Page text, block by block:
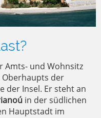
Amts- und Wohnsitz
Oberhaupts der
der Insel. Er steht an
in der südlichen
Hauptstadt im